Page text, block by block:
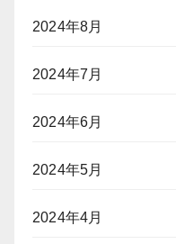
2024年8月
2024年7月
2024年6月
2024年5月
2024年4月